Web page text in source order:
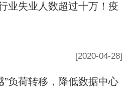
业失业人数超过十万！疫
[2020-04-28]
”负荷转移，降低数据中心